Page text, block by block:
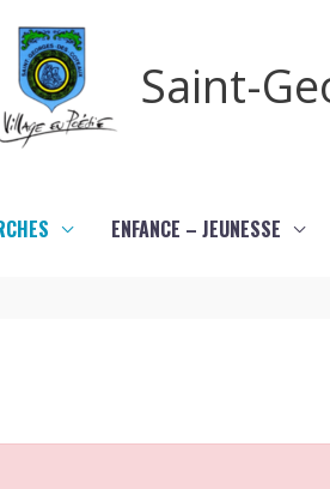
Saint-
ENFANCE – JEUNESSE